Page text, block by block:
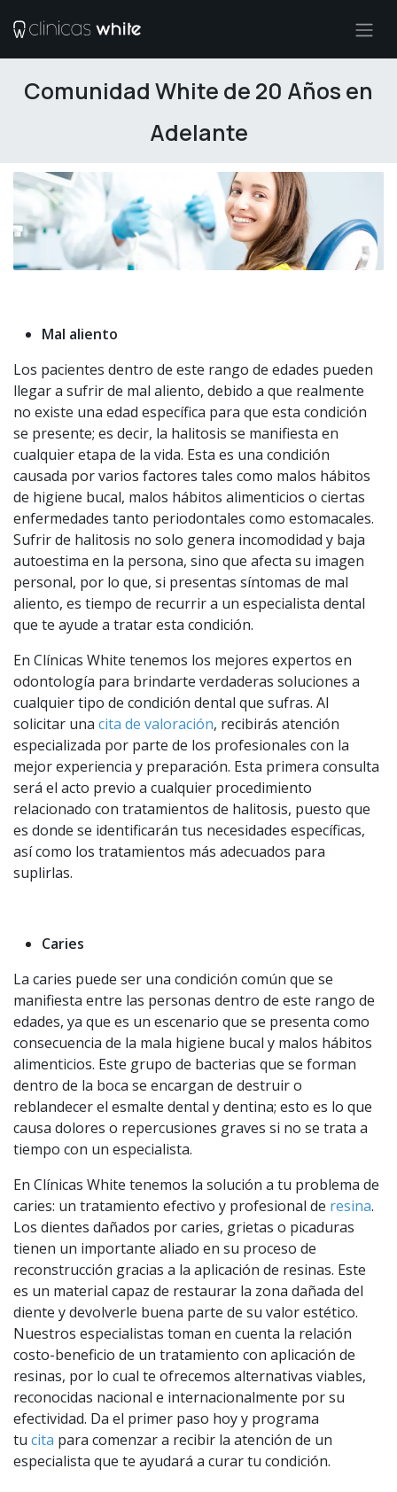
Comunidad White de 20 Años en
Adelante
Mal aliento
Los pacientes dentro de este rango de edades pueden
llegar a sufrir de mal aliento, debido a que realmente
no existe una edad específica para que esta condición
se presente; es decir, la halitosis se manifiesta en
cualquier etapa de la vida. Esta es una condición
causada por varios factores tales como malos hábitos
de higiene bucal, malos hábitos alimenticios o ciertas
enfermedades tanto periodontales como estomacales.
Sufrir de halitosis no solo genera incomodidad y baja
autoestima en la persona, sino que afecta su imagen
personal, por lo que, si presentas síntomas de mal
aliento, es tiempo de recurrir a un especialista dental
que te ayude a tratar esta condición.
En Clínicas White tenemos los mejores expertos en
odontología para brindarte verdaderas soluciones a
cualquier tipo de condición dental que sufras. Al
solicitar una cita de valoración, recibirás atención
especializada por parte de los profesionales con la
mejor experiencia y preparación. Esta primera consulta
será el acto previo a cualquier procedimiento
relacionado con tratamientos de halitosis, puesto que
es donde se identificarán tus necesidades específicas,
así como los tratamientos más adecuados para
suplirlas.
Caries
La caries puede ser una condición común que se
manifiesta entre las personas dentro de este rango de
edades, ya que es un escenario que se presenta como
consecuencia de la mala higiene bucal y malos hábitos
alimenticios. Este grupo de bacterias que se forman
dentro de la boca se encargan de destruir o
reblandecer el esmalte dental y dentina; esto es lo que
causa dolores o repercusiones graves si no se trata a
tiempo con un especialista.
En Clínicas White tenemos la solución a tu problema de
caries: un tratamiento efectivo y profesional de resina.
Los dientes dañados por caries, grietas o picaduras
tienen un importante aliado en su proceso de
reconstrucción gracias a la aplicación de resinas. Este
es un material capaz de restaurar la zona dañada del
diente y devolverle buena parte de su valor estético.
Nuestros especialistas toman en cuenta la relación
costo-beneficio de un tratamiento con aplicación de
resinas, por lo cual te ofrecemos alternativas viables,
reconocidas nacional e internacionalmente por su
efectividad. Da el primer paso hoy y programa
tu cita para comenzar a recibir la atención de un
especialista que te ayudará a curar tu condición.